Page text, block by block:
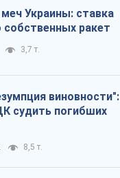
Украины: ставка
собственных ракет
3,7 т.
виновности":
судить погибших
8,5 т.